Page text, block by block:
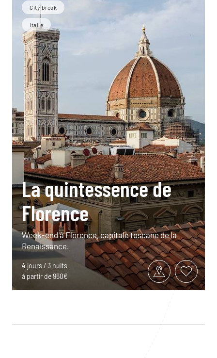
City break
Italie
La quintessence de
Florence
Week-end à Florence, capitale toscane de la
Renaissance.
4 jours / 3 nuits
à partir de 960€